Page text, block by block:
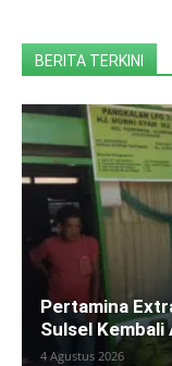
BERITA TERKINI
Pertamina
Sulsel Kembali
4 Agustus 2026